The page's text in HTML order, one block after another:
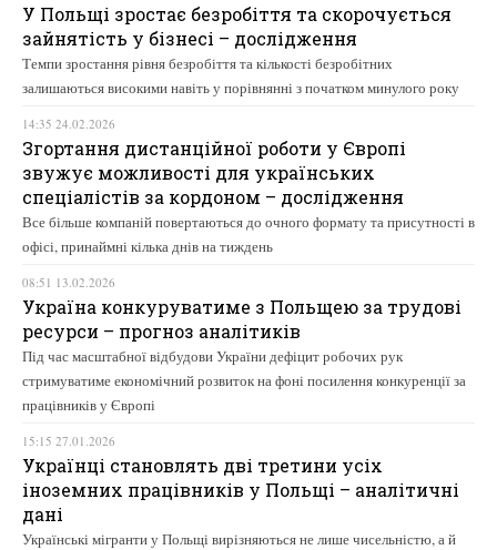
У Польщі зростає безробіття та скорочується
зайнятість у бізнесі – дослідження
Темпи зростання рівня безробіття та кількості безробітних
залишаються високими навіть у порівнянні з початком минулого року
14:35 24.02.2026
Згортання дистанційної роботи у Європі
звужує можливості для українських
спеціалістів за кордоном – дослідження
Все більше компаній повертаються до очного формату та присутності в
офісі, принаймні кілька днів на тиждень
08:51 13.02.2026
Україна конкуруватиме з Польщею за трудові
ресурси – прогноз аналітиків
Під час масштабної відбудови України дефіцит робочих рук
стримуватиме економічний розвиток на фоні посилення конкуренції за
працівників у Європі
15:15 27.01.2026
Українці становлять дві третини усіх
іноземних працівників у Польщі – аналітичні
дані
Українські мігранти у Польщі вирізняються не лише чисельністю, а й